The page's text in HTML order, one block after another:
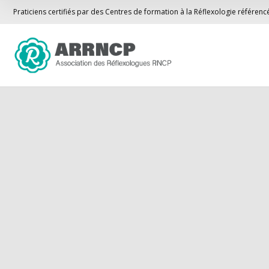
Praticiens certifiés par des Centres de formation à la Réflexologie